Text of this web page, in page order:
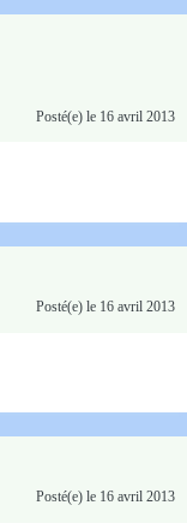
Posté(e) le 16 avril 2013
Posté(e) le 16 avril 2013
Posté(e) le 16 avril 2013